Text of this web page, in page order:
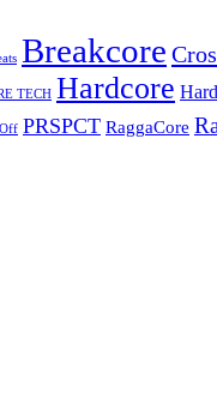
Breakcore
TECH Hardcore
PRSPCT RaggaCore